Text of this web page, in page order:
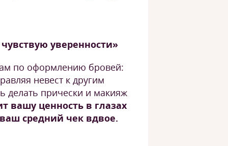
уверенности»
по оформлению бровей:
невест к другим
делать прически и макияж
вашу ценность в глазах
средний чек вдвое.